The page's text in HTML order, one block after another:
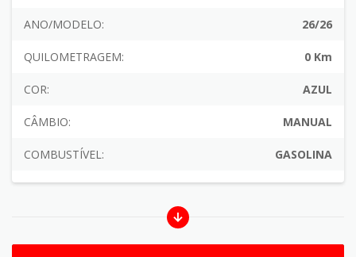
ANO/MODELO: 26/26
QUILOMETRAGEM: 0 Km
COR: AZUL
CÂMBIO: MANUAL
COMBUSTÍVEL: GASOLINA